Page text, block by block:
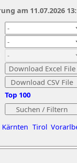
Kärnten Tirol
Top 100
am 11.07.2026